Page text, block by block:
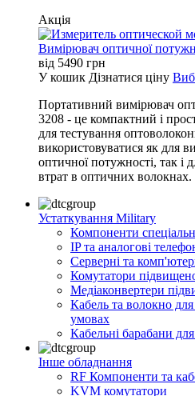
Акція
Вимірювач оптичної
від 5490 грн
У кошик Дізнатися ціну
Портативний вимірювач
3208 - це компактний і
для тестування
використовуватися як для
оптичної потужності, так і
втрат в оптичних волокнах.
Устаткування Military
Компоненти
IP та аналогові
Серверні та
Комутатори
Медіаконвертери
Кабель та волокно
умовах
Кабельні барабани
Інше обладнання
RF Компоненти та
KVM комутатори